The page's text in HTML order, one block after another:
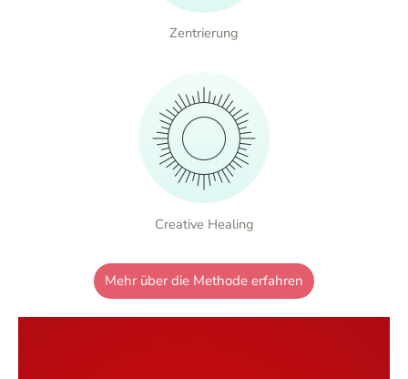
Zentrierung
Creative Healing
Mehr über die Methode erfahren